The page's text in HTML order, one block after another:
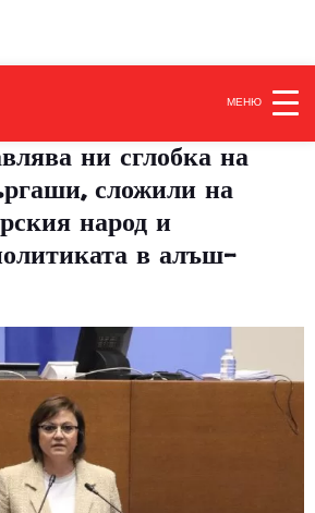
МЕНЮ
ни сглобка на
сложили на
народ и
в алъш-